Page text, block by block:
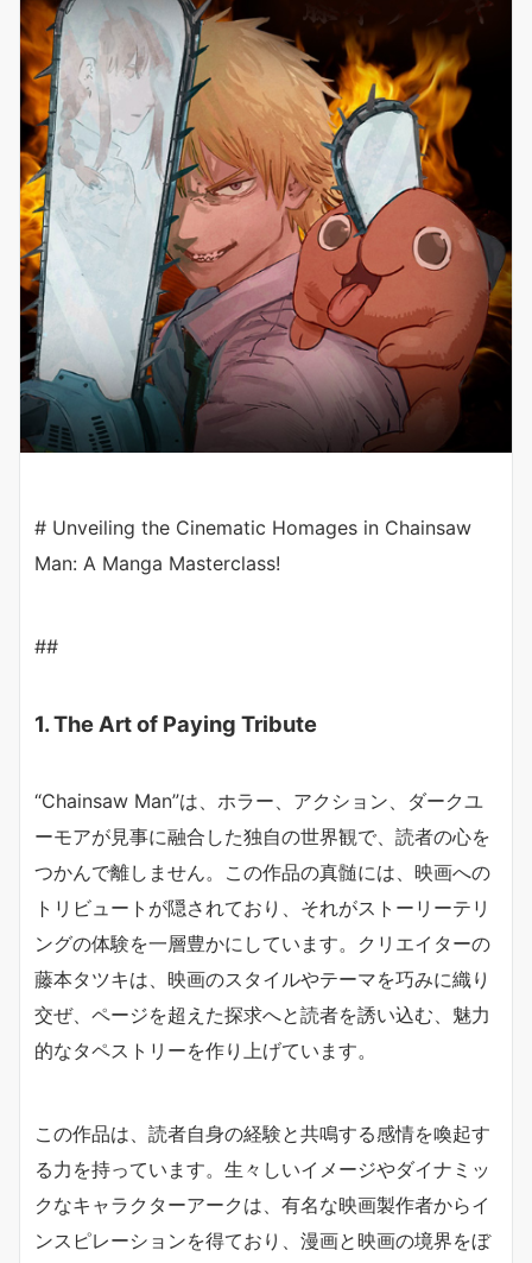
# Unveiling the Cinematic Homages in Chainsaw
Man: A Manga Masterclass!
##
1. The Art of Paying Tribute
“Chainsaw Man”は、ホラー、アクション、ダークユ
ーモアが見事に融合した独自の世界観で、読者の心を
つかんで離しません。この作品の真髄には、映画への
トリビュートが隠されており、それがストーリーテリ
ングの体験を一層豊かにしています。クリエイターの
藤本タツキは、映画のスタイルやテーマを巧みに織り
交ぜ、ページを超えた探求へと読者を誘い込む、魅力
的なタペストリーを作り上げています。
この作品は、読者自身の経験と共鳴する感情を喚起す
る力を持っています。生々しいイメージやダイナミッ
クなキャラクターアークは、有名な映画製作者からイ
ンスピレーションを得ており、漫画と映画の境界をぼ